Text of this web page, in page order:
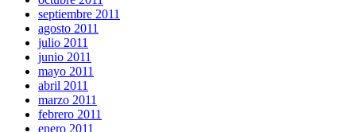
septiembre 2011
agosto 2011
julio 2011
junio 2011
mayo 2011
abril 2011
marzo 2011
febrero 2011
enero 2011